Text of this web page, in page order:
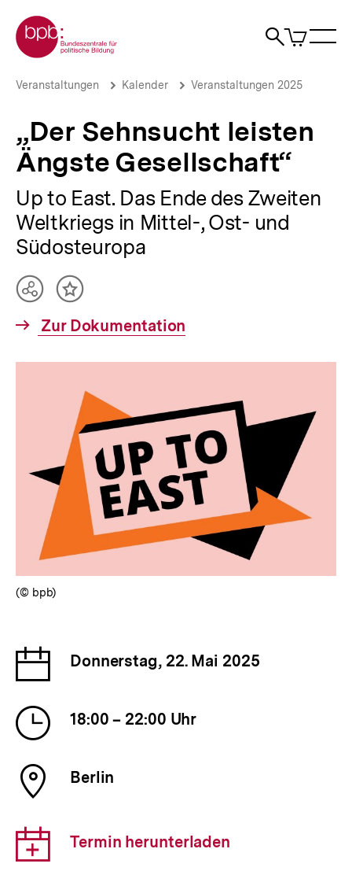
zum
Seiteninhalt
springen
Zur Startseite der bpb
Suche
Artikel
im
„Der
Ängste
Gesellschaft“
bpb.de
Brotkrümelnavigation
Pfadnavigation
Veranstaltungen Kalender Veranstaltungen 2025
„Der Sehnsucht leisten
Ängste Gesellschaft“
Up to East. Das Ende des Zweiten
Weltkriegs in Mittel-, Ost- und
Südosteuropa
Interner
Zur Dokumentation
Teilen
Optionen
anzeigen
Inhalt
merken
(© bpb)
Datum
der
Veranstaltung
Donnerstag, 22. Mai 2025
Uhrzeit
der
Veranstaltung
18:00 – 22:00 Uhr
Ort
der
Berlin
Download-
Link:
Termin herunterladen